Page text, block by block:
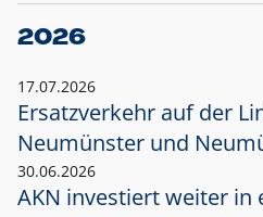
2026
17.07.2026
Ersatzverkehr auf der
Neumünster und
30.06.2026
AKN investiert weiter in